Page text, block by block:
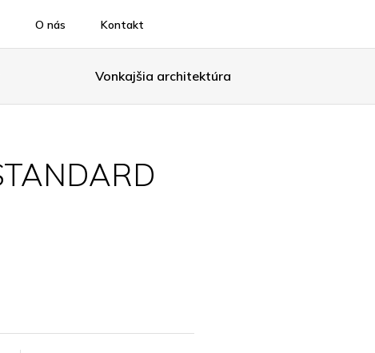
O nás Kontakt
Vonkajšia architektúra